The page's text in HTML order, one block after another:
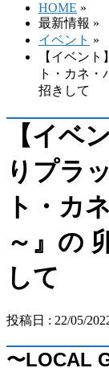
HOME »
最新情報 »
イベント »
【イベン
ト・カネ
招きして
【イベ
りプラ
ト・カ
～』の
して
投稿日 : 22/05/
〜LOCAL